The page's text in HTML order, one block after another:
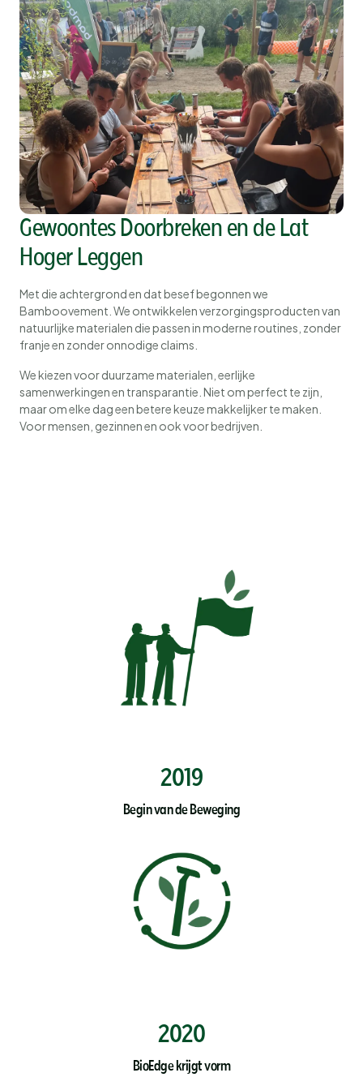
Gewoontes Doorbreken en de Lat
Hoger Leggen
Met die achtergrond en dat besef begonnen we
Bamboovement. We ontwikkelen verzorgingsproducten van
natuurlijke materialen die passen in moderne routines, zonder
franje en zonder onnodige claims.
We kiezen voor duurzame materialen, eerlijke
samenwerkingen en transparantie. Niet om perfect te zijn,
maar om elke dag een betere keuze makkelijker te maken.
Voor mensen, gezinnen en ook voor bedrijven.
2019
Begin van de Beweging
2020
BioEdge krijgt vorm